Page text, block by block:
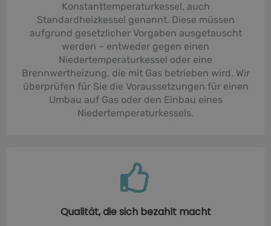
Konstanttemperaturkessel, auch
Standardheizkessel genannt. Diese müssen
aufgrund gesetzlicher Vorgaben ausgetauscht
werden – entweder gegen einen
Niedertemperaturkessel oder eine
Brennwertheizung, die mit Gas betrieben wird. Wir
überprüfen für Sie die Voraussetzungen für einen
Umbau auf Gas oder den Einbau eines
Niedertemperaturkessels.
Qualität, die sich bezahlt macht